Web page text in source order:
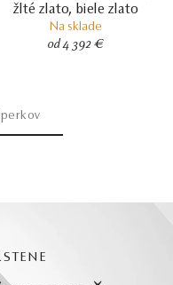
žlté zlato, biele zlato
Na sklade
od 4 392 €